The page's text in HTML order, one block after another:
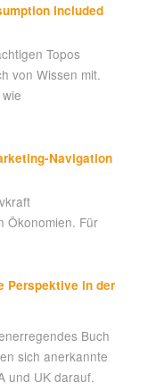
Included
Topos
von Wissen mit.
Navigation
Ökonomien. Für
Perspektive in der
Buch
sich anerkannte
und UK darauf.